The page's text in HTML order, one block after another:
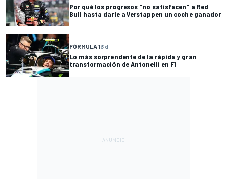
Por qué los progresos "no satisfacen" a Red
Bull hasta darle a Verstappen un coche ganador
FÓRMULA 13 d
Lo más sorprendente de la rápida y gran
transformación de Antonelli en F1